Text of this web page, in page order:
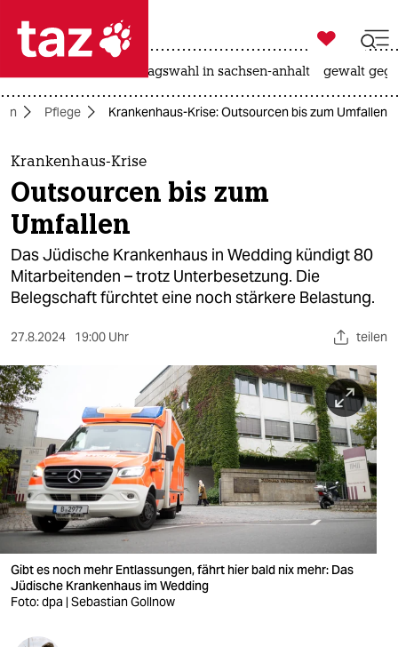
 taz zahl ich
taz zahl ich
themen
politik
öko
gesellschaft
sport
berlin
nord
wahrheit
verlag
verlag
veranstaltungen

taz zahl ich
landtagswahl in sachsen-anhalt gewalt
Pflege Krankenhaus-Krise: Outsourcen bis zum Umfallen
Krankenhaus-Krise
Outsourcen bis zum
Umfallen
Das Jüdische Krankenhaus in Wedding kündigt 80
Mitarbeitenden – trotz Unterbesetzung. Die
Belegschaft fürchtet eine noch stärkere Belastung.
27.8.2024 19:00 Uhr teilen
Gibt es noch mehr Entlassungen, fährt hier bald nix mehr: Das
Jüdische Krankenhaus im Wedding
Foto: dpa | Sebastian Gollnow